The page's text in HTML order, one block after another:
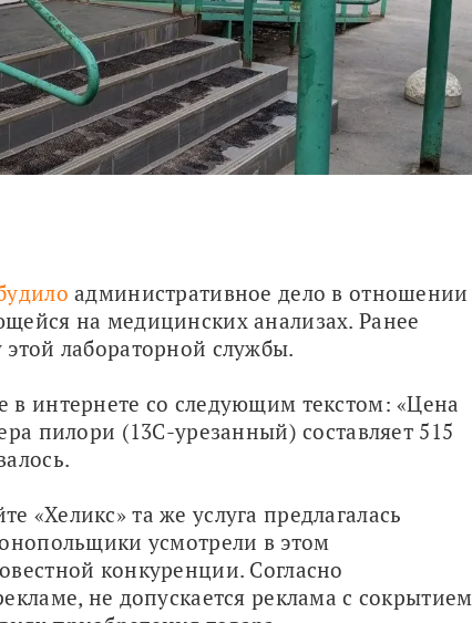
административное дело в отношении
на медицинских анализах. Ранее
лабораторной службы.
интернете со следующим текстом: «Цена
пилори (13С-урезанный) составляет 515
та же услуга предлагалась
усмотрели в этом
конкуренции. Согласно
не допускается реклама с сокрытием